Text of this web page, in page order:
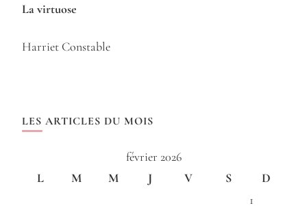
La virtuose
Harriet Constable
LES ARTICLES DU MOIS
février 2026
L
M M J V S
D
1